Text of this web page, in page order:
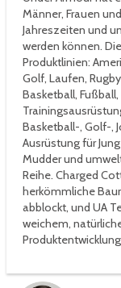
Männer, Frauen
Jahreszeiten und
werden können.
Produktlinien:
Golf, Laufen,
Basketball,
Basketball-, Golf-,
Ausrüstung für
Mudder und
Reihe. Charged
herkömmliche
abblockt, und UA
weichem,